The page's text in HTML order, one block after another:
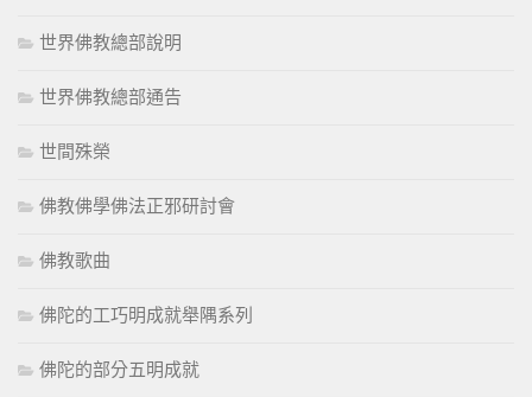
世界佛教總部說明
世界佛教總部通告
世間殊榮
佛教佛學佛法正邪研討會
佛教歌曲
佛陀的工巧明成就舉隅系列
佛陀的部分五明成就